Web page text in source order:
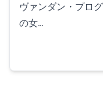
ヴァンダン・プロ
の女…